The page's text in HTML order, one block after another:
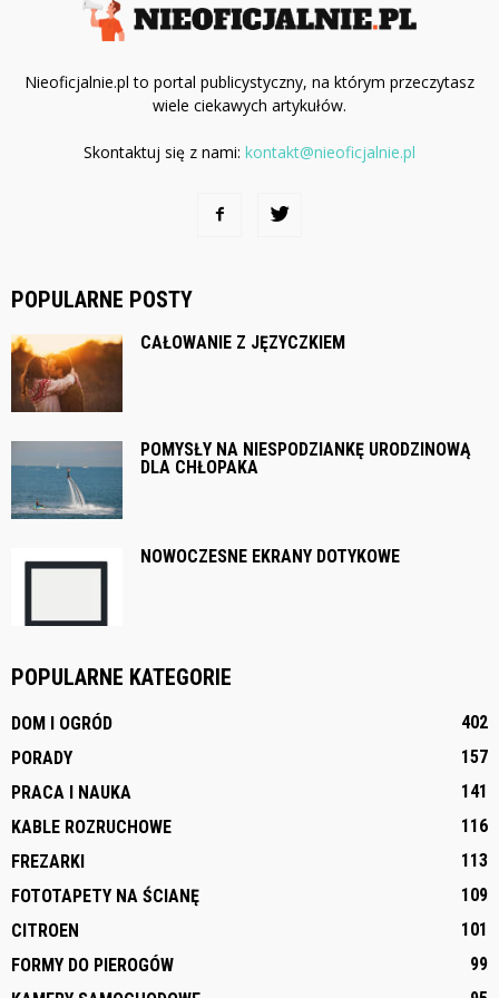
Nieoficjalnie.pl to portal publicystyczny, na którym przeczytasz
wiele ciekawych artykułów.
Skontaktuj się z nami: kontakt@nieoficjalnie.pl
POPULARNE POSTY
CAŁOWANIE Z JĘZYCZKIEM
POMYSŁY NA NIESPODZIANKĘ URODZINOWĄ
DLA CHŁOPAKA
NOWOCZESNE EKRANY DOTYKOWE
POPULARNE KATEGORIE
DOM I OGRÓD
402
PORADY
157
PRACA I NAUKA
141
KABLE ROZRUCHOWE
116
FREZARKI
113
FOTOTAPETY NA ŚCIANĘ
109
CITROEN
101
FORMY DO PIEROGÓW
99